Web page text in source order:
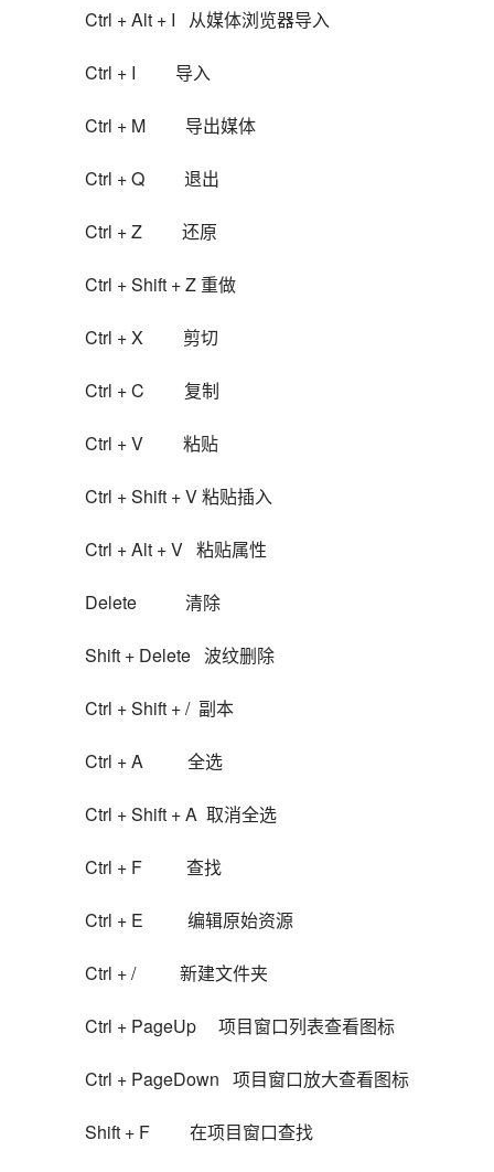
Ctrl + Alt + I   从媒体浏览器导入
Ctrl + I         导入
Ctrl + M         导出媒体
Ctrl + Q         退出
Ctrl + Z         还原
Ctrl + Shift + Z 重做
Ctrl + X         剪切
Ctrl + C         复制
Ctrl + V         粘贴
Ctrl + Shift + V 粘贴插入
Ctrl + Alt + V   粘贴属性
Delete           清除
Shift + Delete   波纹删除
Ctrl + Shift + /  副本
Ctrl + A          全选
Ctrl + Shift + A  取消全选
Ctrl + F          查找
Ctrl + E          编辑原始资源
Ctrl + /          新建文件夹
Ctrl + PageUp     项目窗口列表查看图标
Ctrl + PageDown   项目窗口放大查看图标
Shift + F         在项目窗口查找